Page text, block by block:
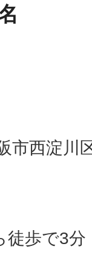
市西淀川
徒歩で3分